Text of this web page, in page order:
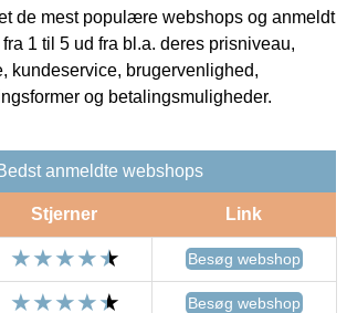
de mest populære webshops og anmeldt
1 til 5 ud fra bl.a. deres prisniveau,
kundeservice, brugervenlighed,
og betalingsmuligheder.
anmeldte webshops
Stjerner Link
Besøg webshop
Besøg webshop